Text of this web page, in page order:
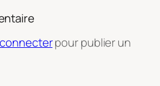
pour publier un